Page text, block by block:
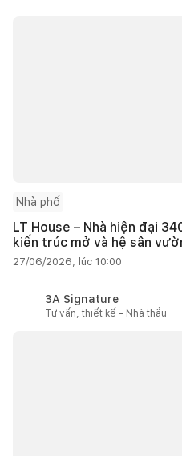
Nhà phố
LT House – Nhà hiện đại
kiến trúc mở và hệ sân
27/06/2026, lúc 10:00
3A Signature
Tư vấn, thiết kế - Nhà thầu